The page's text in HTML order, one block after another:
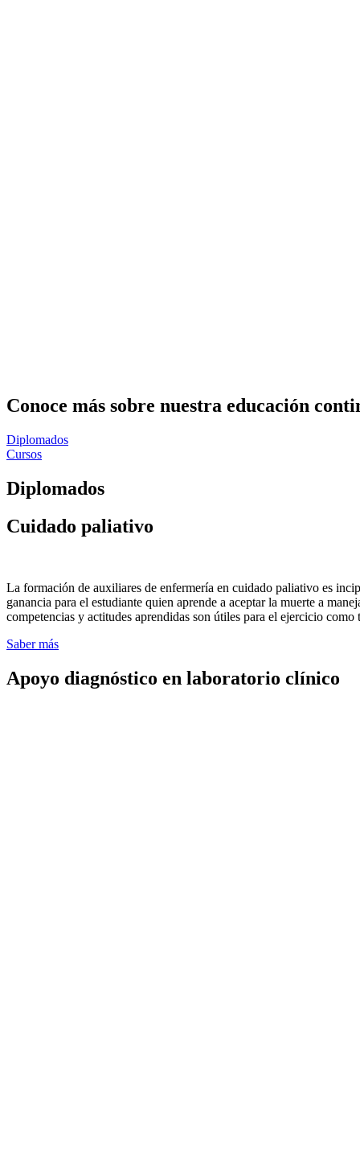
Conoce más sobre nuestra educación
Diplomados
Cursos
Diplomados
Cuidado paliativo
La formación de auxiliares de enfermería en cuidado paliativo es
ganancia para el estudiante quien aprende a aceptar la muerte a
competencias y actitudes aprendidas son útiles para el ejercicio
Saber más
Apoyo diagnóstico en laboratorio clínico